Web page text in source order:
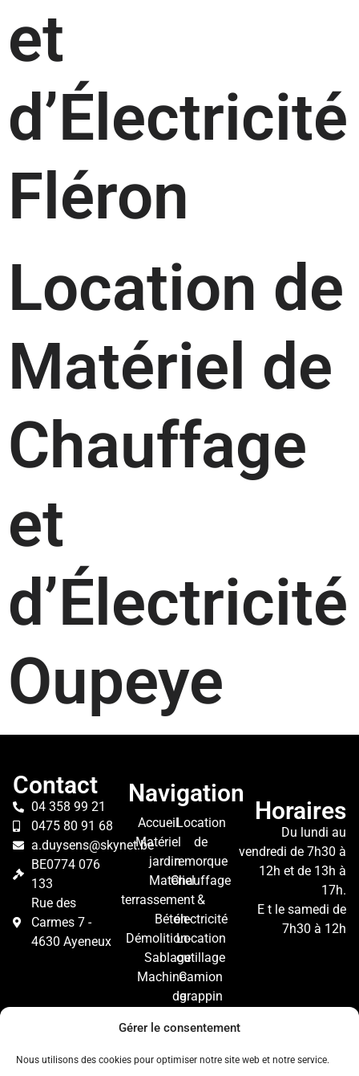
Gérer le consentement
Nous utilisons des cookies pour optimiser notre site web et notre service.
et
d’Électricité
Fléron
Location de
Matériel de
Chauffage
et
d’Électricité
Oupeye
Contact
04 358 99 21
0475 80 91 68
a.duysens@skynet.be
BE0774 076
133
Rue des
Carmes 7 -
4630 Ayeneux
Navigation
Accueil
Matériel
jardin
Matériel
terrassement
Béton-
Démolition-
Sablage
Machine
de
Location
de
remorque
Chauffage
&
électricité
Location
outillage
Camion
grappin
opérateur
Contact
Horaires
Du lundi au
vendredi de 7h30 à
12h et de 13h à
17h.
E t le samedi de
7h30 à 12h